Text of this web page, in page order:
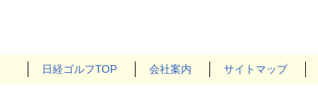
日経ゴルフTOP 会社案内 サイトマップ